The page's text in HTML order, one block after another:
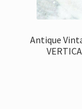
Antique